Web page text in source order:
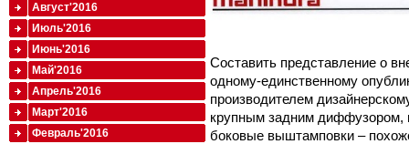
Составить представление о
одному-единственному
производителем
крупным задним
боковые выштамповки –
Август'2016
Июль'2016
Июнь'2016
Май'2016
Апрель'2016
Март'2016
Февраль'2016